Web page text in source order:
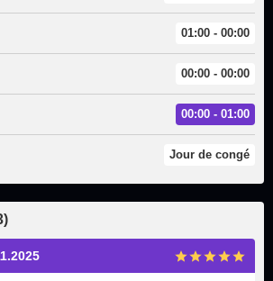
01:00 - 00:00
00:00 - 00:00
00:00 - 01:00
Jour de congé